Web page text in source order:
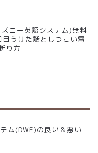
ズニー英語システム)無料
目うけた話としつこい電
り方
ム(DWE)の良い＆悪い